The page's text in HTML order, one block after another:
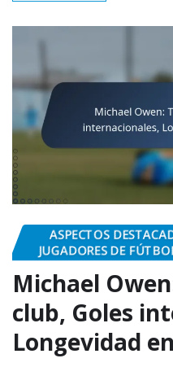
ASPECTOS
JUGADORES DE
Michael
club, Goles
Longevidad